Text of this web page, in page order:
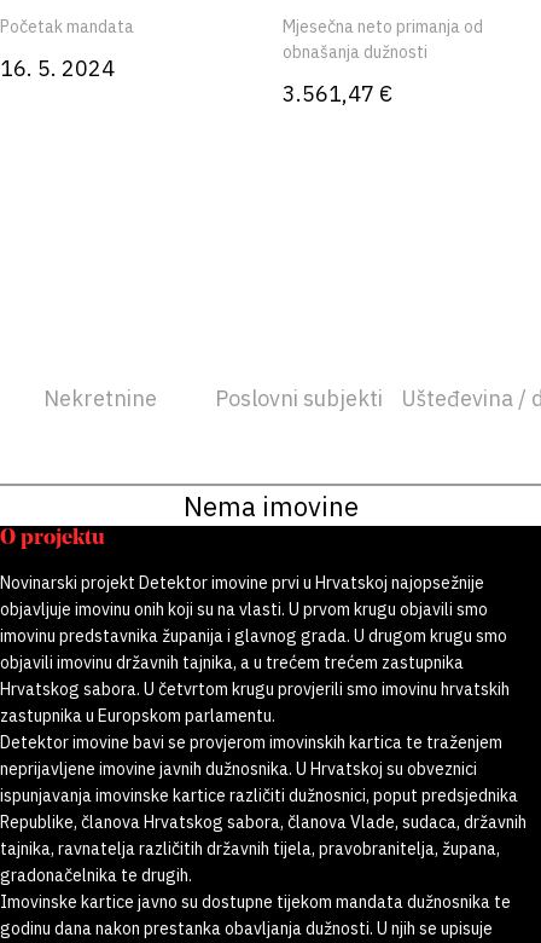
Početak mandata
16. 5. 2024
Mjesečna neto primanja od
obnašanja dužnosti
3.561,47 €
Nekretnine Poslovni subjekti Ušteđevina /
Nema imovine
O projektu
Novinarski projekt Detektor imovine prvi u Hrvatskoj najopsežnije
objavljuje imovinu onih koji su na vlasti. U prvom krugu objavili smo
imovinu predstavnika županija i glavnog grada. U drugom krugu smo
objavili imovinu državnih tajnika, a u trećem trećem zastupnika
Hrvatskog sabora. U četvrtom krugu provjerili smo imovinu hrvatskih
zastupnika u Europskom parlamentu.
Detektor imovine bavi se provjerom imovinskih kartica te traženjem
neprijavljene imovine javnih dužnosnika. U Hrvatskoj su obveznici
ispunjavanja imovinske kartice različiti dužnosnici, poput predsjednika
Republike, članova Hrvatskog sabora, članova Vlade, sudaca, državnih
tajnika, ravnatelja različitih državnih tijela, pravobranitelja, župana,
gradonačelnika te drugih.
Imovinske kartice javno su dostupne tijekom mandata dužnosnika te
godinu dana nakon prestanka obavljanja dužnosti. U njih se upisuje